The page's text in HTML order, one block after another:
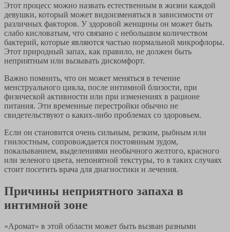
Этот процесс можно назвать естественным в жизни каждой
девушки, который может видоизменяться в зависимости от
различных факторов. У здоровой женщины он может быть
слабо кисловатым, что связано с небольшим количеством
бактерий, которые являются частью нормальной микрофлоры.
Этот природный запах, как правило, не должен быть
неприятным или вызывать дискомфорт.
Важно помнить, что он может меняться в течение
менструального цикла, после интимной близости, при
физической активности или при изменениях в рационе
питания. Эти временные перестройки обычно не
свидетельствуют о каких-либо проблемах со здоровьем.
Если он становится очень сильным, резким, рыбным или
гнилостным, сопровождается постоянным зудом,
покалыванием, выделениями необычного желтого, красного
или зеленого цвета, непонятной текстуры, то в таких случаях
стоит посетить врача для диагностики и лечения.
Причины неприятного запаха в
интимной зоне
«Аромат» в этой области может быть вызван разными